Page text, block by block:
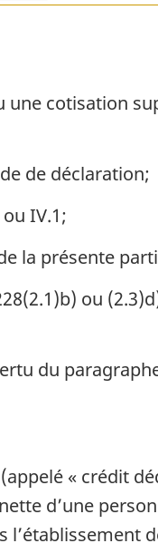
une cotisation
de déclaration;
IV.1;
la présente
ou
du
« crédit
d’une